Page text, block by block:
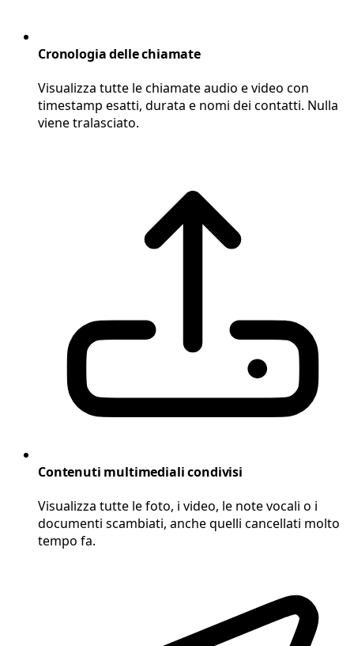
Cronologia delle chiamate
Visualizza tutte le chiamate audio e video con
timestamp esatti, durata e nomi dei contatti. Nulla
viene tralasciato.
Contenuti multimediali condivisi
Visualizza tutte le foto, i video, le note vocali o i
documenti scambiati, anche quelli cancellati molto
tempo fa.